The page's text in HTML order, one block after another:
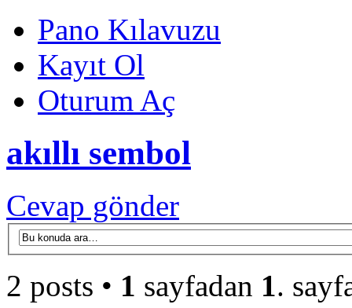
Pano Kılavuzu
Kayıt Ol
Oturum Aç
akıllı sembol
Cevap gönder
2 posts • 1 sayfadan 1.